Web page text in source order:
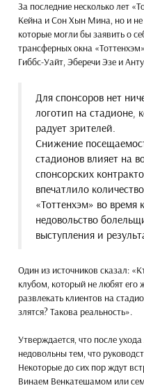
За последние несколько лет
Кейна и Сон Хын Мина, но и не
которые могли бы заявить о
трансферных окна
Гиббс-Уайт, Эберечи Эзе и
Для спонсоров нет
логотип на стадионе,
радует зрителей.
Снижение
стадионов влияет на
спонсорских
впечатлило
«Тоттенхэм» во время
недовольство
выступления и
Один из источников сказал:
клубом, который не любят его
развлекать клиентов на
злятся? Такова реальность».
Утверждается, что после
недовольны тем, что
Некоторые до сих пор ждут
Винаем Венкатешамом или